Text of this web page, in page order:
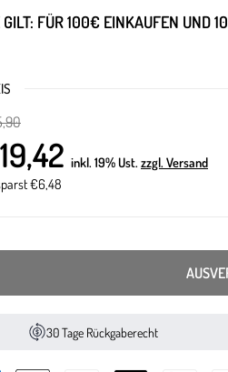
GILT: FÜR 100€ EINKAUFEN UND
inkl. 19% Ust. zzgl. Versand
€6,48
30 Tage Rückgaberecht